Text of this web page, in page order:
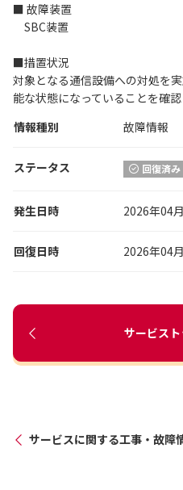
■ 故障装置
SBC装置
■措置状況
対象となる通信設備への対処を
能な状態になっていることを確認
情報種別
故障情報
ステータス 回復済み
発生日時 2026年04
回復日時 2026年04
サービス
サービスに関する工事・故障